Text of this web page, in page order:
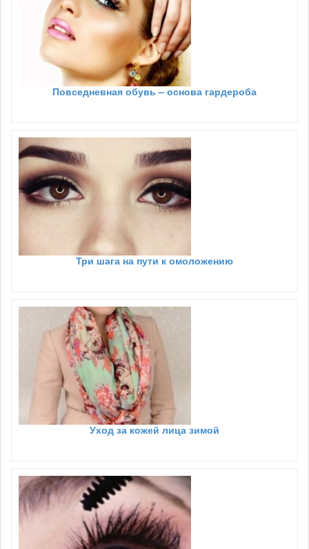
Повседневная обувь – основа гардероба
Три шага на пути к омоложению
Уход за кожей лица зимой